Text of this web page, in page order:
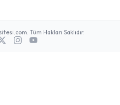
Tüm Hakları Saklıdır.